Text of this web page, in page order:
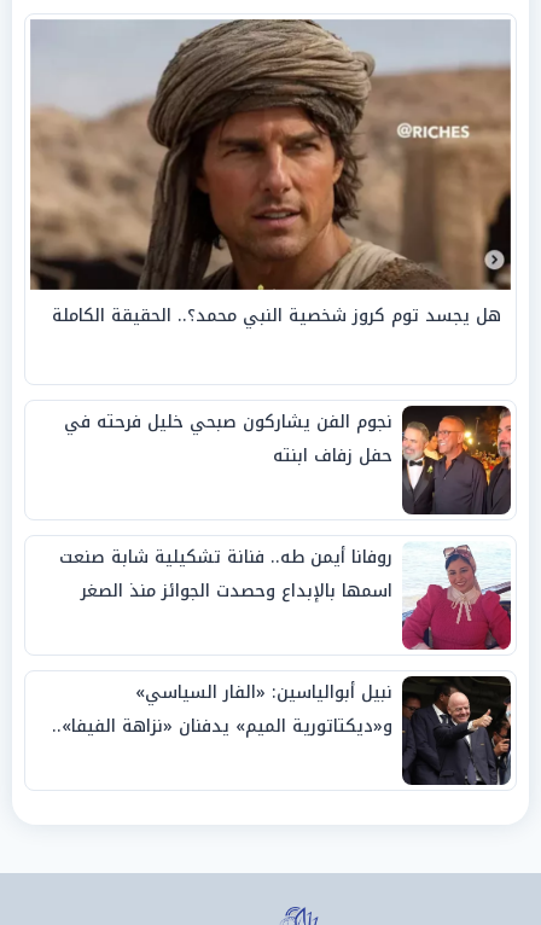
هل يجسد توم كروز شخصية النبي محمد؟.. الحقيقة الكاملة
نجوم الفن يشاركون صبحي خليل فرحته في
حفل زفاف ابنته
روفانا أيمن طه.. فنانة تشكيلية شابة صنعت
اسمها بالإبداع وحصدت الجوائز منذ الصغر
نبيل أبوالياسين: «الفار السياسي»
و«ديكتاتورية الميم» يدفنان «نزاهة الفيفا»..